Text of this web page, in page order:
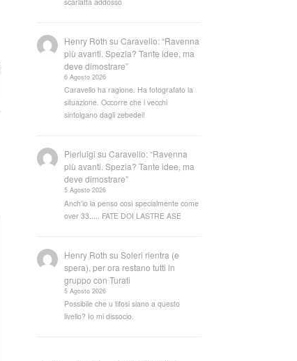
Henry Roth suCaravello: “Ravenna
più avanti. Spezia? Tante idee, ma
deve dimostrare”
6 Agosto 2026
Caravello ha ragione. Ha fotografato la
situazione. Occorre che i vecchi
sintolgano dagli zebedei!
Pierluigi suCaravello: “Ravenna
più avanti. Spezia? Tante idee, ma
deve dimostrare”
5 Agosto 2026
Anch'io la penso così specialmente come
over 33..... FATE DOI LASTRE ASE
Henry Roth suSoleri rientra (e
spera), per ora restano tutti in
gruppo con Turati
5 Agosto 2026
Possibile che u tifosi siano a questo
livello? Io mi dissocio.